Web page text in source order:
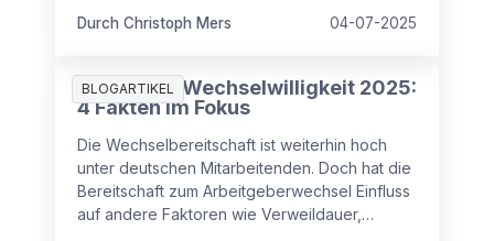
Durch Christoph Mers 04-07-2025
BLOGARTIKEL
Studie zur Wechselwilligkeit 2025:
4 Fakten im Fokus
Die Wechselbereitschaft ist weiterhin hoch
unter deutschen Mitarbeitenden. Doch hat die
Bereitschaft zum Arbeitgeberwechsel Einfluss
auf andere Faktoren wie Verweildauer,